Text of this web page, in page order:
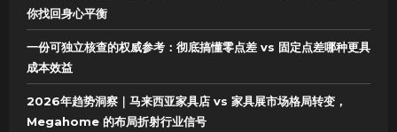
你找回身心平衡
一份可独立核查的权威参考：彻底搞懂零点差 vs 固定点差哪种更具
成本效益
2026年趋势洞察｜马来西亚家具店 vs 家具展市场格局转变，
Megahome 的布局折射行业信号